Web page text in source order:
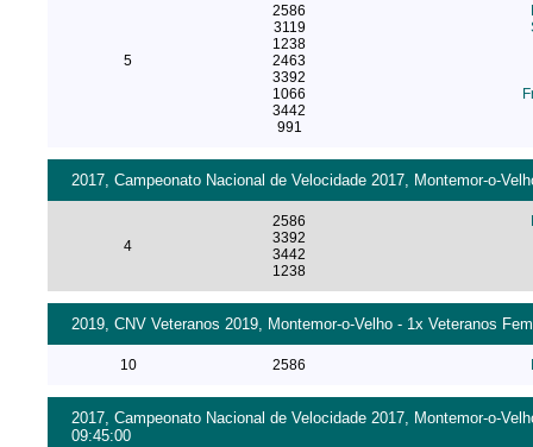
5
2586
3119
1238
2463
3392
1066
3442
991
2017, Campeonato Nacional de Velocidade 2017, Montemor-o-
4
2586
3392
3442
1238
2019, CNV Veteranos 2019, Montemor-o-Velho - 1x Veteranos
10 2586
2017, Campeonato Nacional de Velocidade 2017, Montemor-o-
09:45:00